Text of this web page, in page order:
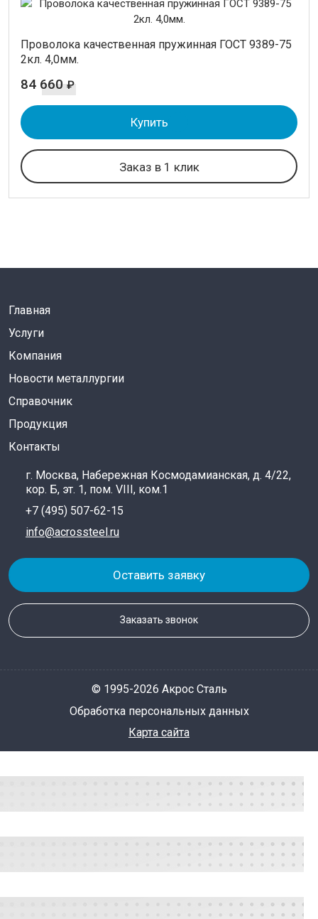
Проволока качественная пружинная ГОСТ 9389-75
2кл. 4,0мм.
84 660 ₽
Купить
Заказ в 1 клик
Главная
Услуги
Компания
Новости металлургии
Справочник
Продукция
Контакты
г. Москва, Набережная Космодамианская, д. 4/22,
кор. Б, эт. 1, пом. VIII, ком.1
+7 (495) 507-62-15
info@acrossteel.ru
Оставить заявку
Заказать звонок
© 1995-2026 Акрос Сталь
Обработка персональных данных
Карта сайта